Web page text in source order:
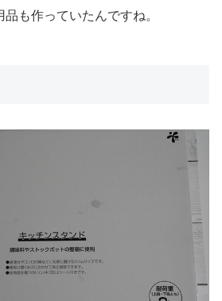
も作っていたんですね。